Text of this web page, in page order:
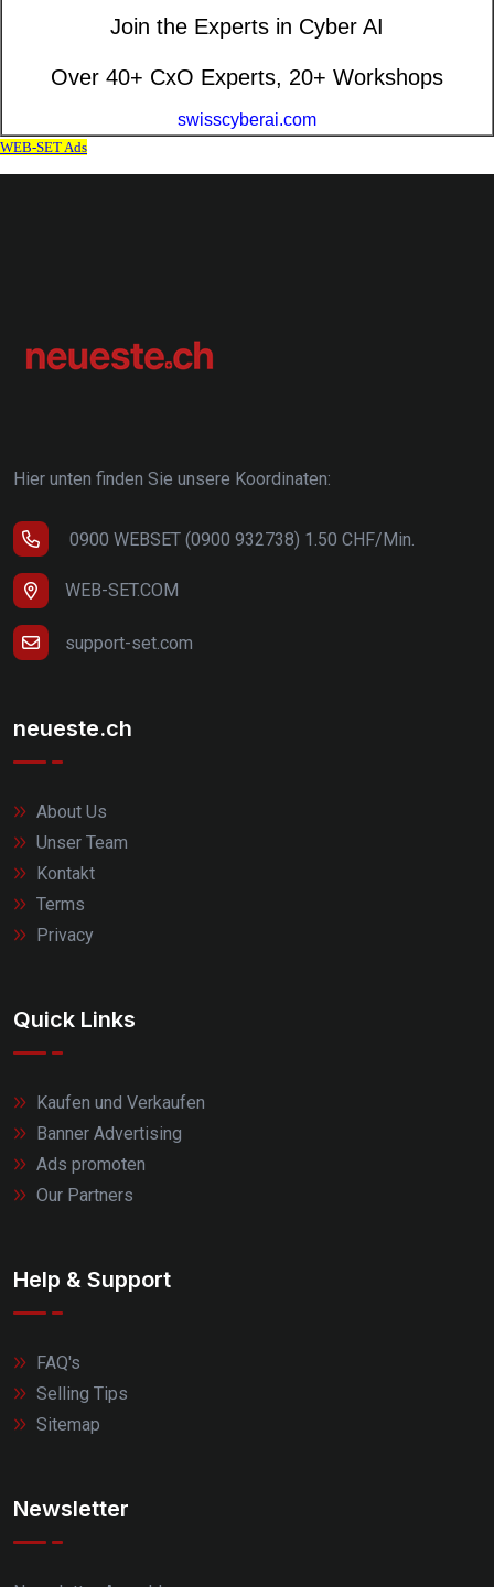
Hier unten finden Sie unsere Koordinaten:
0900 WEBSET (0900 932738) 1.50 CHF/Min.
WEB-SET.COM
support-set.com
neueste.ch
About Us
Unser Team
Kontakt
Terms
Privacy
Quick Links
Kaufen und Verkaufen
Banner Advertising
Ads promoten
Our Partners
Help & Support
FAQ's
Selling Tips
Sitemap
Newsletter